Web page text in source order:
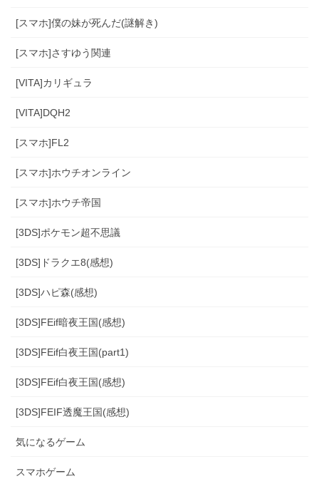
[スマホ]僕の妹が死んだ(謎解き)
[スマホ]さすゆう関連
[VITA]カリギュラ
[VITA]DQH2
[スマホ]FL2
[スマホ]ホウチオンライン
[スマホ]ホウチ帝国
[3DS]ポケモン超不思議
[3DS]ドラクエ8(感想)
[3DS]ハピ森(感想)
[3DS]FEif暗夜王国(感想)
[3DS]FEif白夜王国(part1)
[3DS]FEif白夜王国(感想)
[3DS]FEIF透魔王国(感想)
気になるゲーム
スマホゲーム